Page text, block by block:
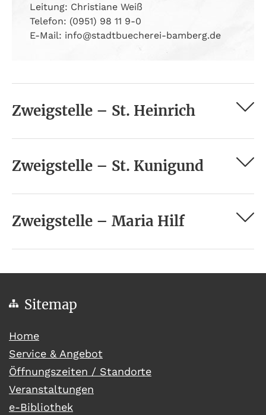
Leitung: Christiane Weiß
Telefon: (0951) 98 11 9-0
E-Mail: info@stadtbuecherei-bamberg.de
Zweigstelle – St. Heinrich
Zweigstelle – St. Kunigund
Zweigstelle – Maria Hilf
Sitemap
Home(current)
Service & Angebot
Öffnungszeiten / Standorte
Veranstaltungen
e-Bibliothek